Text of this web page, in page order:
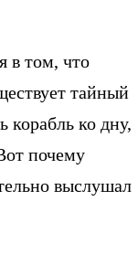
в том, что
тайный
корабль ко дну,
почему
выслушал